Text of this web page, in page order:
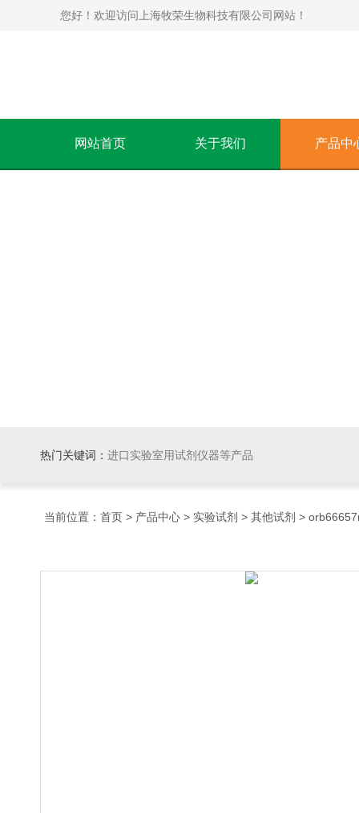
您好！欢迎访问上海牧荣生物科技有限公司网站！
网站首页 关于我们 产品中
热门关键词： 进口实验室用试剂仪器等产品
当前位置： 首页 > 产品中心 > 实验试剂 > 其他试剂 >